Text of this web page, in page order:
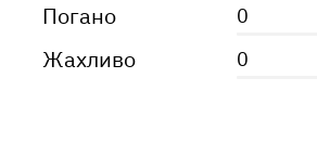
Погано 0
Жахливо 0